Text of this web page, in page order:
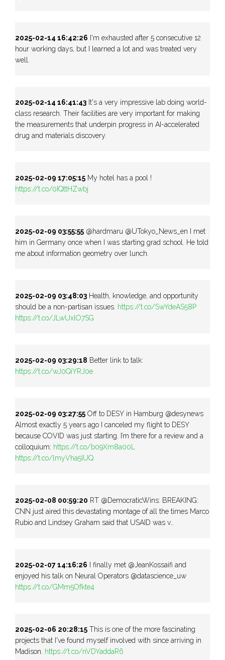
2025-02-14 16:42:26 I'm exhausted after 5 consecutive 12
hour working days, but I learned a lot and was treated very
well.
2025-02-14 16:41:43 It's a very impressive lab doing world-
class research. Their facilities are very important for making
the measurements that underpin progress in AI-accelerated
drug and materials discovery.
2025-02-09 17:05:15 My hotel has a pool !
https://t.co/0IQttHZwbj
2025-02-09 03:55:55 @hardmaru @UTokyo_News_en I met
him in Germany once when I was starting grad school. He told
me about information geometry over lunch.
2025-02-09 03:48:03 Health, knowledge, and opportunity
should be a non-partisan issues. https://t.co/SwYdeAS58P
https://t.co/JLwUxlO7SG
2025-02-09 03:29:18 Better link to talk:
https://t.co/wJ0QiYRJ0e
2025-02-09 03:27:55 Off to DESY in Hamburg @desynews
Almost exactly 5 years ago I canceled my flight to DESY
because COVID was just starting. I’m there for a review and a
colloquium: https://t.co/b09Xm8a00L
https://t.co/lmyVha5IUQ
2025-02-08 00:59:20 RT @DemocraticWins: BREAKING:
CNN just aired this devastating montage of all the times Marco
Rubio and Lindsey Graham said that USAID was v…
2025-02-07 14:16:26 I finally met @JeanKossaifi and
enjoyed his talk on Neural Operators @datascience_uw
https://t.co/GMm5Ofkte4
2025-02-06 20:28:15 This is one of the more fascinating
projects that I've found myself involved with since arriving in
Madison. https://t.co/nVDYaddaR6